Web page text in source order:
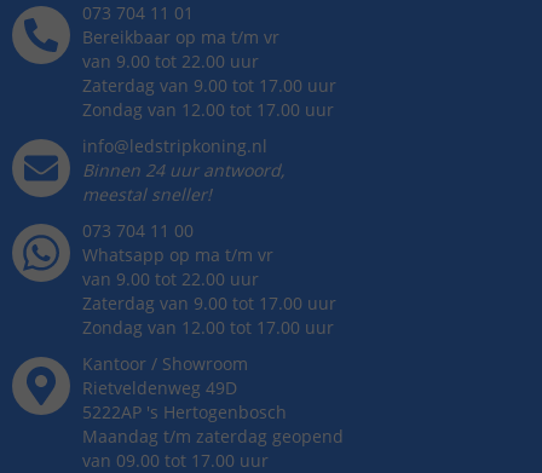
073 704 11 01
Bereikbaar op ma t/m vr
van 9.00 tot 22.00 uur
Zaterdag van 9.00 tot 17.00 uur
Zondag van 12.00 tot 17.00 uur
info@ledstripkoning.nl
Binnen 24 uur antwoord,
meestal sneller!
073 704 11 00
Whatsapp op ma t/m vr
van 9.00 tot 22.00 uur
Zaterdag van 9.00 tot 17.00 uur
Zondag van 12.00 tot 17.00 uur
Kantoor / Showroom
Rietveldenweg 49D
5222AP 's Hertogenbosch
Maandag t/m zaterdag geopend
van 09.00 tot 17.00 uur